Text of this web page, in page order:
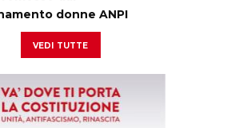
donne ANPI
vedi tutte